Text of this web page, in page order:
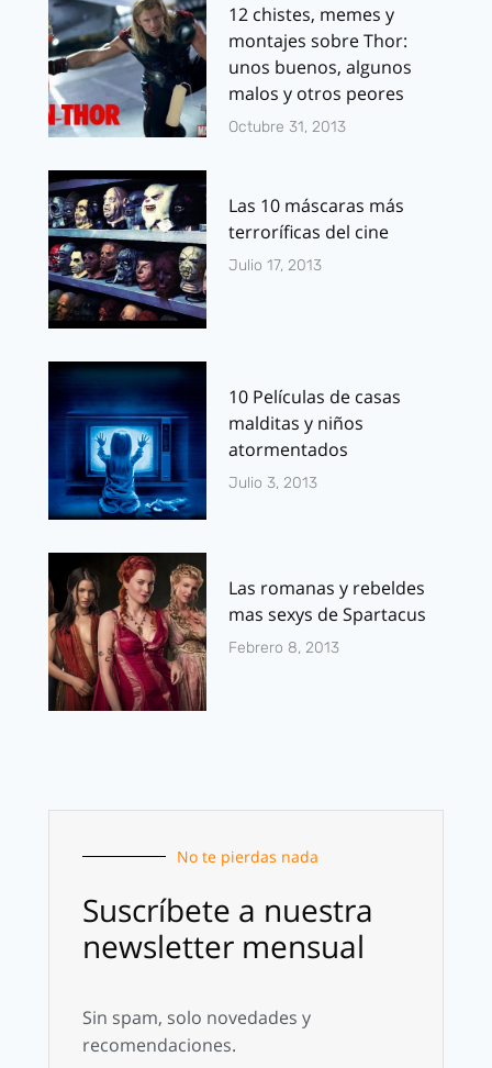
12 chistes, memes y
montajes sobre Thor:
unos buenos, algunos
malos y otros peores
Octubre 31, 2013
Las 10 máscaras más
terroríficas del cine
Julio 17, 2013
10 Películas de casas
malditas y niños
atormentados
Julio 3, 2013
Las romanas y rebeldes
mas sexys de Spartacus
Febrero 8, 2013
No te pierdas nada
Suscríbete a nuestra
newsletter mensual
Sin spam, solo novedades y
recomendaciones.